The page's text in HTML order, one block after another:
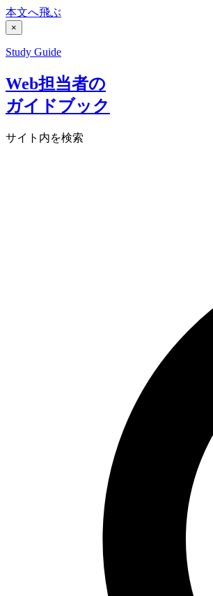
本文へ飛ぶ
×
Study Guide
Web担当者の
ガイドブック
サイト内を検索